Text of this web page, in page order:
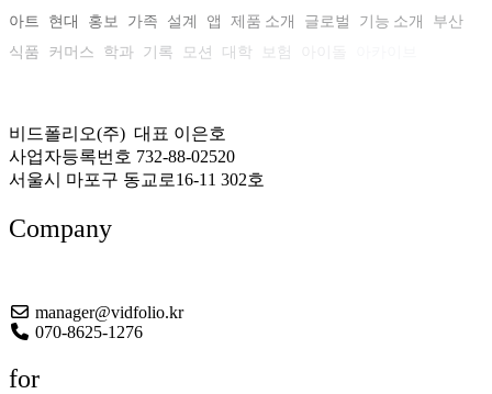
아트
현대 홍보 가족 설계 앱 제품 소개 글로벌 기능 소개
부산
식품
커머스 학과 기록 모션 대학 보험
비드폴리오(주) 대표 이은호
사업자등록번호 732-88-02520
서울시 마포구 동교로16-11 302호
Company
manager@vidfolio.kr
070-8625-1276
for